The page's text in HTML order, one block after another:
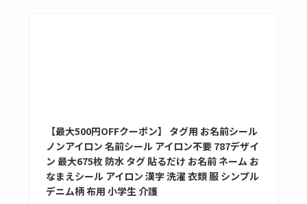
【最大500円OFFクーポン】 タグ用 お名前シール
ノンアイロン 名前シール アイロン不要 787デザイ
ン 最大675枚 防水 タグ 貼るだけ お名前 ネーム お
なまえシール アイロン 漢字 洗濯 衣類 服 シンプル
デニム柄 布用 小学生 介護